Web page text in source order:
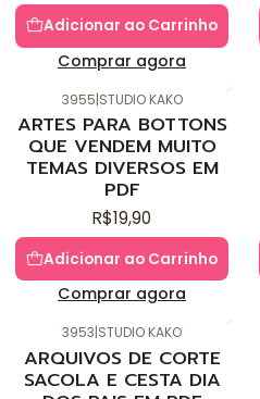
Adicionar ao Carrinho
Comprar agora
3955|STUDIO KAKO
ARTES PARA BOTTONS
QUE VENDEM MUITO
TEMAS DIVERSOS EM
PDF
R$19,90
Adicionar ao Carrinho
Comprar agora
3953|STUDIO KAKO
ARQUIVOS DE CORTE
SACOLA E CESTA DIA